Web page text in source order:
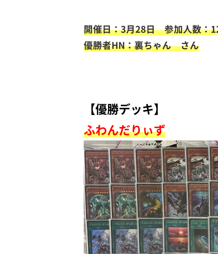
開催日：3月28日参加人数：
優勝者HN：裏ちゃん さん
【優勝デッキ】
ふわんだりぃず